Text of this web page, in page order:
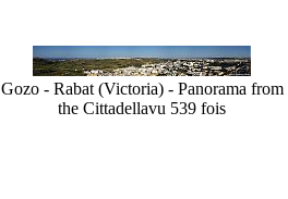
Gozo - Rabat (Victoria) - Panorama from
the Cittadellavu 539 fois